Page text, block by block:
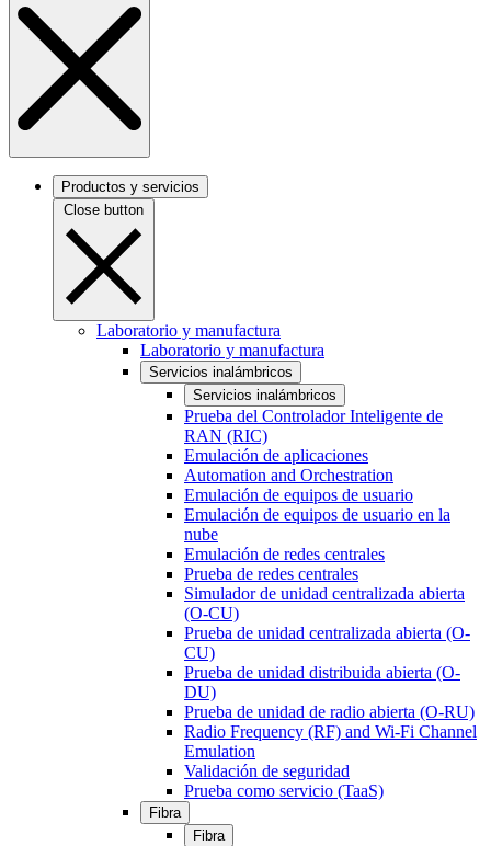
Productos y servicios
Close button
Laboratorio y manufactura
Laboratorio y manufactura
Servicios inalámbricos
Servicios inalámbricos
Prueba del Controlador Inteligente de
RAN (RIC)
Emulación de aplicaciones
Automation and Orchestration
Emulación de equipos de usuario
Emulación de equipos de usuario en la
nube
Emulación de redes centrales
Prueba de redes centrales
Simulador de unidad centralizada abierta
(O-CU)
Prueba de unidad centralizada abierta (O-
CU)
Prueba de unidad distribuida abierta (O-
DU)
Prueba de unidad de radio abierta (O-RU)
Radio Frequency (RF) and Wi-Fi Channel
Emulation
Validación de seguridad
Prueba como servicio (TaaS)
Fibra
Fibra